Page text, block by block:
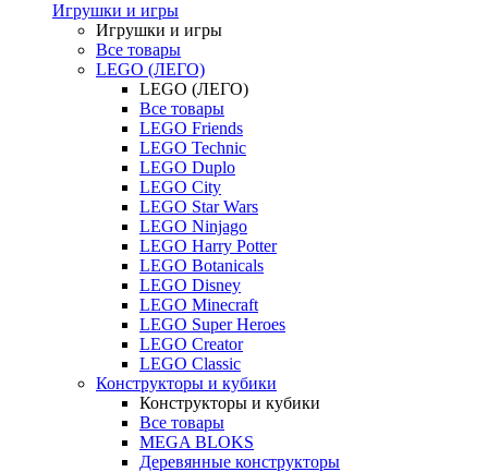
Игрушки и игры
Игрушки и игры
Все товары
LEGO (ЛЕГО)
LEGO (ЛЕГО)
Все товары
LEGO Friends
LEGO Technic
LEGO Duplo
LEGO City
LEGO Star Wars
LEGO Ninjago
LEGO Harry Potter
LEGO Botanicals
LEGO Disney
LEGO Minecraft
LEGO Super Heroes
LEGO Creator
LEGO Classic
Конструкторы и кубики
Конструкторы и кубики
Все товары
MEGA BLOKS
Деревянные конструкторы